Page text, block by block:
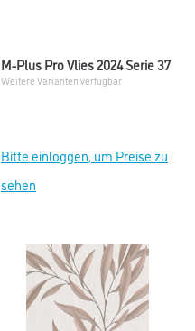
M-Plus Pro Vlies 2024 Serie 37
Weitere Varianten verfügbar
Bitte einloggen, um Preise zu
sehen